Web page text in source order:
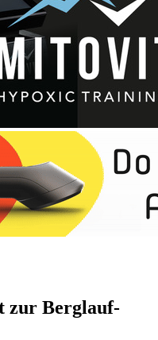
zur Berglauf-